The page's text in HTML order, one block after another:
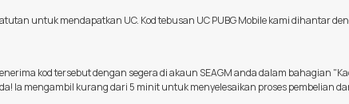
untuk mendapatkan UC. Kod tebusan UC PUBG Mobile kami dihantar
kod tersebut dengan segera di akaun SEAGM anda dalam bahagian
Ia mengambil kurang dari 5 minit untuk menyelesaikan proses pembelian